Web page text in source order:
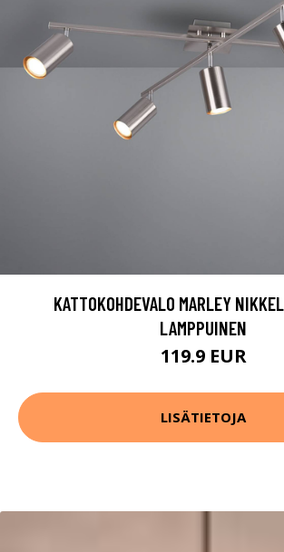
KATTOKOHDEVALO MARLEY
LAMPPUINEN
119.9 EUR
LISÄTIETOJA